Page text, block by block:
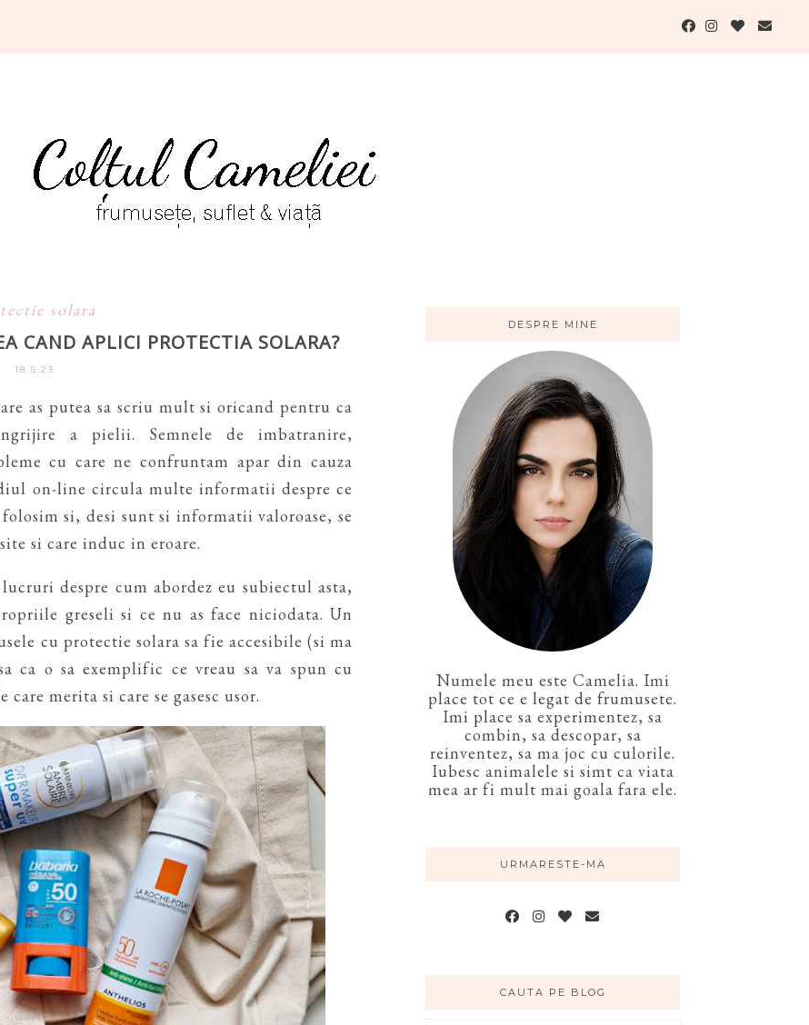
solara
CAND APLICI PROTECTIA SOLARA?
18.5.23
as putea sa scriu mult si oricand pentru ca
a pielii. Semnele de imbatranire,
cu care ne confruntam apar din cauza
on-line circula multe informatii despre ce
si, desi sunt si informatii valoroase, se
si care induc in eroare.
despre cum abordez eu subiectul asta,
greseli si ce nu as face niciodata. Un
cu protectie solara sa fie accesibile (si ma
ca o sa exemplific ce vreau sa va spun cu
merita si care se gasesc usor.
DESPRE MINE
Numele meu este Camelia. Imi
place tot ce e legat de frumusete.
Imi place sa experimentez, sa
combin, sa descopar, sa
reinventez, sa ma joc cu culorile.
Iubesc animalele si simt ca viata
mea ar fi mult mai goala fara ele.
URMARESTE-MA
CAUTA PE BLOG